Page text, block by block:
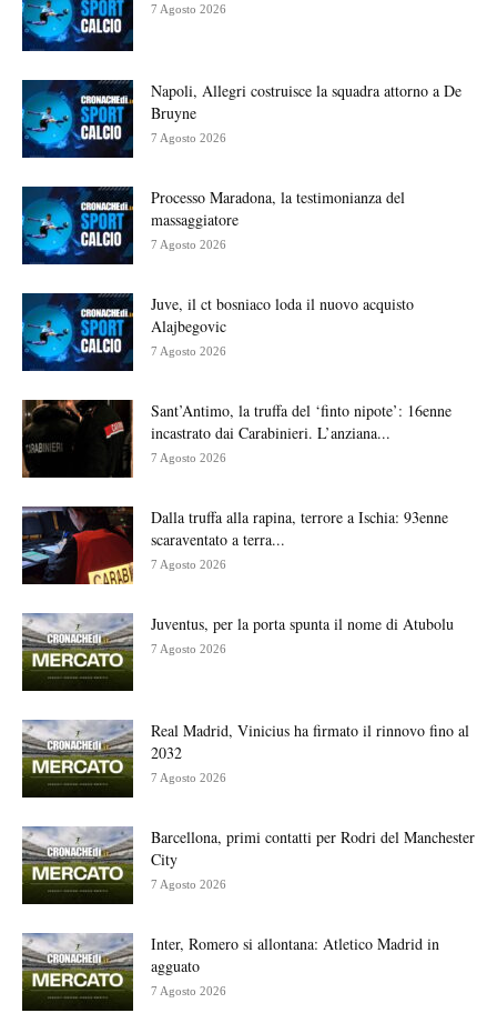
7 Agosto 2026
Napoli, Allegri costruisce la squadra attorno a De
Bruyne
7 Agosto 2026
Processo Maradona, la testimonianza del
massaggiatore
7 Agosto 2026
Juve, il ct bosniaco loda il nuovo acquisto
Alajbegovic
7 Agosto 2026
Sant’Antimo, la truffa del ‘finto nipote’: 16enne
incastrato dai Carabinieri. L’anziana...
7 Agosto 2026
Dalla truffa alla rapina, terrore a Ischia: 93enne
scaraventato a terra...
7 Agosto 2026
Juventus, per la porta spunta il nome di Atubolu
7 Agosto 2026
Real Madrid, Vinicius ha firmato il rinnovo fino al
2032
7 Agosto 2026
Barcellona, primi contatti per Rodri del Manchester
City
7 Agosto 2026
Inter, Romero si allontana: Atletico Madrid in
agguato
7 Agosto 2026